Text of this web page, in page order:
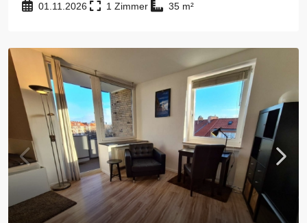
01.11.2026 1 35 m²